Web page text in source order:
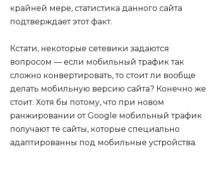
крайней мере, статистика данного сайта
подтверждает этот факт.
Кстати, некоторые сетевики задаются
вопросом — если мобильный трафик так
сложно конвертировать, то стоит ли вообще
делать мобильную версию сайта? Конечно же
стоит. Хотя бы потому, что при новом
ранжировании от Google мобильный трафик
получают те сайты, которые специально
адаптированны под мобильные устройства.